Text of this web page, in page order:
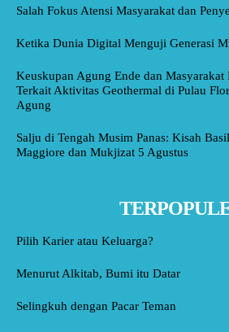
Salah Fokus Atensi Masyarakat dan
Ketika Dunia Digital Menguji Generasi
Keuskupan Agung Ende dan Masyarakat
Terkait Aktivitas Geothermal di Pulau
Agung
Salju di Tengah Musim Panas: Kisah
Maggiore dan Mukjizat 5 Agustus
Pilih Karier atau Keluarga?
Menurut Alkitab, Bumi itu Datar
Selingkuh dengan Pacar Teman